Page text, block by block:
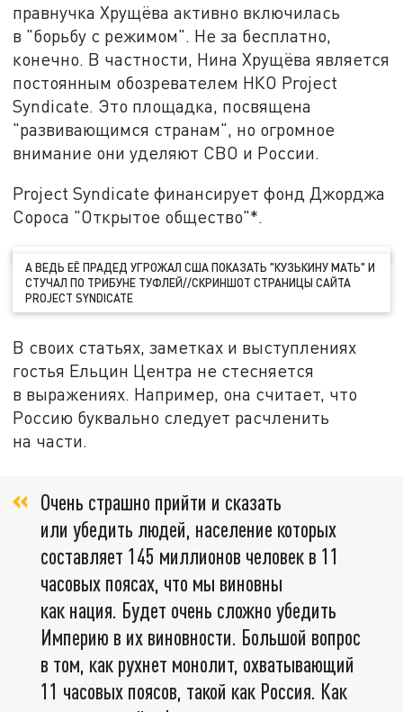
правнучка Хрущёва активно включилась
в "борьбу с режимом". Не за бесплатно,
конечно. В частности, Нина Хрущёва является
постоянным обозревателем НКО Project
Syndicate. Это площадка, посвящена
"развивающимся странам", но огромное
внимание они уделяют СВО и России.
Project Syndicate финансирует фонд Джорджа
Сороса "Открытое общество"*.
А ВЕДЬ ЕЁ ПРАДЕД УГРОЖАЛ США ПОКАЗАТЬ "КУЗЬКИНУ МАТЬ" И
СТУЧАЛ ПО ТРИБУНЕ ТУФЛЕЙ//СКРИНШОТ СТРАНИЦЫ САЙТА
PROJECT SYNDICATE
В своих статьях, заметках и выступлениях
гостья Ельцин Центра не стесняется
в выражениях. Например, она считает, что
Россию буквально следует расчленить
на части.
Очень страшно прийти и сказать
или убедить людей, население которых
составляет 145 миллионов человек в 11
часовых поясах, что мы виновны
как нация. Будет очень сложно убедить
Империю в их виновности. Большой вопрос
в том, как рухнет монолит, охватывающий
11 часовых поясов, такой как Россия. Как